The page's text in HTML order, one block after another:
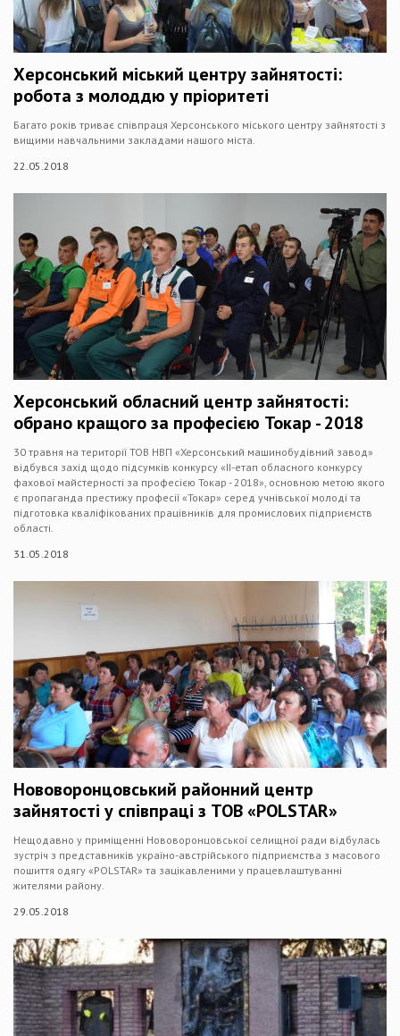
Херсонський міський центру зайнятості:
робота з молоддю у пріоритеті
Багато років триває співпраця Херсонського міського центру зайнятості з
вищими навчальними закладами нашого міста.
22.05.2018
Херсонський обласний центр зайнятості:
обрано кращого за професією Токар - 2018
30 травня на території ТОВ НВП «Херсонський машинобудівний завод»
відбувся захід щодо підсумків конкурсу «ІІ-етап обласного конкурсу
фахової майстерності за професією Токар - 2018», основною метою якого
є пропаганда престижу професії «Токар» серед учнівської молоді та
підготовка кваліфікованих працівників для промислових підприємств
області.
31.05.2018
Нововоронцовський районний центр
зайнятості у співпраці з ТОВ «POLSTAR»
Нещодавно у приміщенні Нововоронцовської селищної ради відбулась
зустріч з представників україно-австрійського підприємства з масового
пошиття одягу «POLSTAR» та зацікавленими у працевлаштуванні
жителями району.
29.05.2018